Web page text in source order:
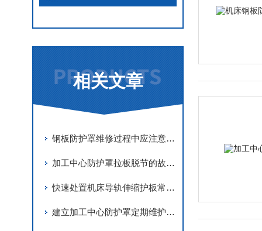
相关文章
钢板防护罩维修过程中应注意事项分享
加工中心防护罩拉板脱节的故障解决措施
快速处置机床导轨伸缩护板常见故障是保障机床稳定运行的关键
建立加工中心防护罩定期维护机制是保障内部洁净的核心举措